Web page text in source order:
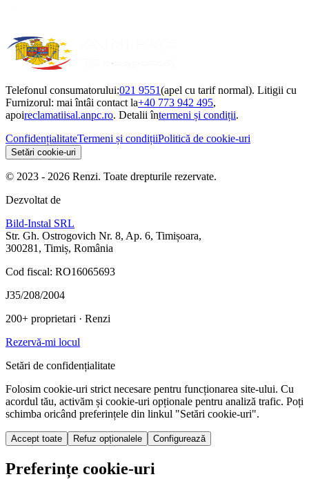
Telefonul consumatorului:021 9551(apel cu tarif normal). Litigii cu
Furnizorul: mai întâi contact la+40 773 942 495,
apoireclamatiisal.anpc.ro. Detalii întermeni și condiții.
ConfidențialitateTermeni și condițiiPolitică de cookie-uri
Setări cookie-uri
© 2023 - 2026 Renzi. Toate drepturile rezervate.
Dezvoltat de
Bild-Instal SRL
Str. Gh. Ostrogovich Nr. 8, Ap. 6, Timișoara,
300281, Timiș, România
Cod fiscal: RO16065693
J35/208/2004
200+ proprietari · Renzi
Rezervă-mi locul
Setări de confidențialitate
Folosim cookie-uri strict necesare pentru funcționarea site-ului. Cu
acordul tău, activăm și cookie-uri opționale pentru analiză trafic. Poți
schimba oricând preferințele din linkul "Setări cookie-uri".
Accept toate Refuz opționalele Configurează
Preferințe cookie-uri